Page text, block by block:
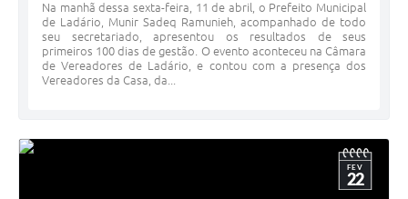
Na manhã dessa sexta-feira, 11 de abril, o Prefeito Municipal
de Ladário, Munir Sadeq Ramunieh, acompanhado de todo
seu secretariado, apresentou os resultados de seus
primeiros 100 dias de gestão. O evento aconteceu na Câmara
de Vereadores de Ladário, e contou com a presença dos
Vereadores da Casa, da...
FEV
22